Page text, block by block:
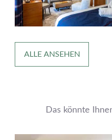
ALLE ANSEHEN
Das könnte